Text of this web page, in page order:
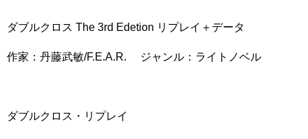
ダブルクロス The 3rd Edetion リプレイ＋データ
作家：丹藤武敏/F.E.A.R. ジャンル：ライトノベル
ダブルクロス・リプレイ